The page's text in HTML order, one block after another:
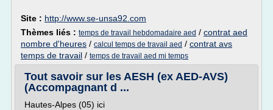
Site : http://www.se-unsa92.com
Thèmes liés : temps de travail hebdomadaire aed / contrat aed
nombre d'heures / calcul temps de travail aed / contrat avs
temps de travail / temps de travail aed mi temps
Tout savoir sur les AESH (ex AED-AVS)
(Accompagnant d ...
Hautes-Alpes (05) ici